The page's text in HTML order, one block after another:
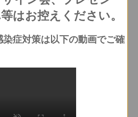
はお控えください。
染症対策は以下の動画でご確